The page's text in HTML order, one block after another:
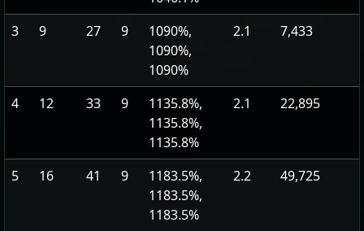
3 9 27 9
1090%,
1090%,
1090%
2.1 7,433
4 12 33 9
1135.8%,
1135.8%,
1135.8%
2.1 22,895
5 16 41 9
1183.5%,
1183.5%,
1183.5%
2.2 49,725